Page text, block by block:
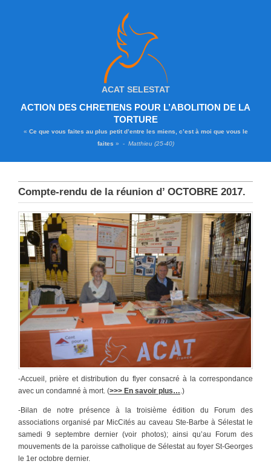
ACAT SELESTAT
ACTION DES CHRETIENS POUR L’ABOLITION DE LA
TORTURE
« Ce que vous faites au plus petit d’entre les miens, c’est à moi que vous le
faites » - Matthieu (25-40)
Compte-rendu de la réunion d’ OCTOBRE 2017.
-Accueil, prière et distribution du flyer consacré à la correspondance
avec un condamné à mort. (>>> En savoir plus… .)
-Bilan de notre présence à la troisième édition du Forum des
associations organisé par MicCités au caveau Ste-Barbe à Sélestat le
samedi 9 septembre dernier (voir photos); ainsi qu’au Forum des
mouvements de la paroisse catholique de Sélestat au foyer St-Georges
le 1er octobre dernier.